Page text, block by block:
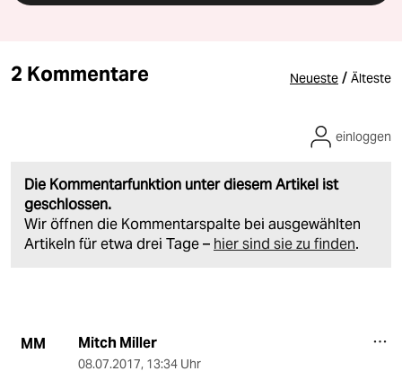
2 Kommentare Neueste / Älteste
Die Kommentarfunktion unter diesem Artikel ist
geschlossen.
Wir öffnen die Kommentarspalte bei ausgewählten
Artikeln für etwa drei Tage – hier sind sie zu finden.
einloggen
MM Mitch Miller
08.07.2017, 13:34 Uhr